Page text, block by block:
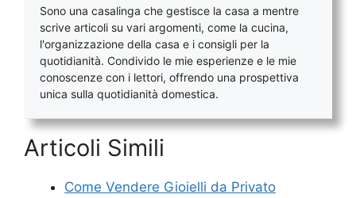
Sono una casalinga che gestisce la casa a mentre
scrive articoli su vari argomenti, come la cucina,
l'organizzazione della casa e i consigli per la
quotidianità. Condivido le mie esperienze e le mie
conoscenze con i lettori, offrendo una prospettiva
unica sulla quotidianità domestica.
Articoli Simili
Come Vendere Gioielli da Privato